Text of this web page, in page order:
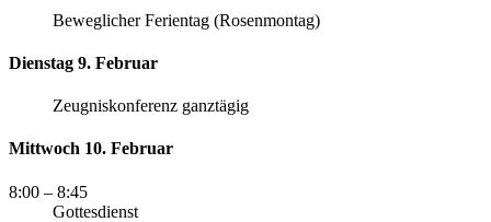
Beweglicher Ferientag (Rosenmontag)
Dienstag 9. Februar
Zeugniskonferenz ganztägig
Mittwoch 10. Februar
8:00 – 8:45
Gottesdienst